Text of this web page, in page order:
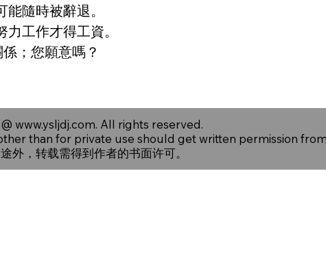
隨時被辭退。
工作才得工資。
；您願意嗎？
www.ysljdj.com. All rights reserved.
than for private use should get written permission
外，转载需得到作者的书面许可。